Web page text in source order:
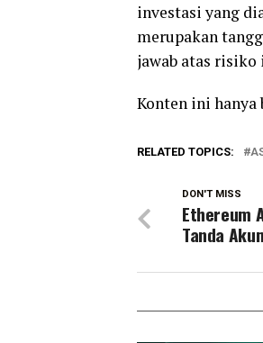
investasi yang
merupakan
jawab atas risiko
Konten ini
RELATED TOPICS:
DON'T MISS
Ethereum
Tanda